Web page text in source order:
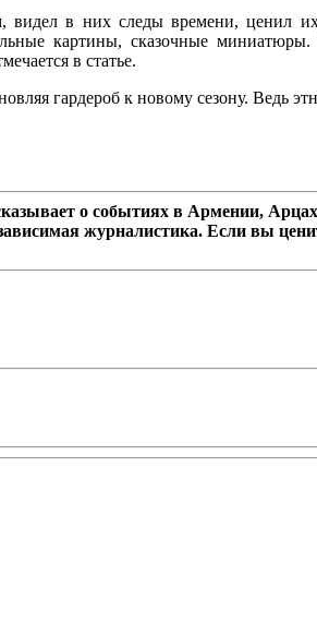
видел в них следы времени, ценил
картины, сказочные
в статье.
гардероб к новому сезону. Ведь
о событиях в Армении,
журналистика. Если вы